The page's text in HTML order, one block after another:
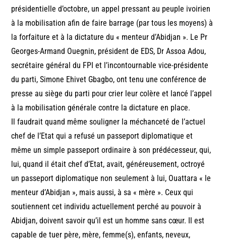
présidentielle d’octobre, un appel pressant au peuple ivoirien
à la mobilisation afin de faire barrage (par tous les moyens) à
la forfaiture et à la dictature du « menteur d’Abidjan ». Le Pr
Georges-Armand Ouegnin, président de EDS, Dr Assoa Adou,
secrétaire général du FPI et l’incontournable vice-présidente
du parti, Simone Ehivet Gbagbo, ont tenu une conférence de
presse au siège du parti pour crier leur colère et lancé l’appel
à la mobilisation générale contre la dictature en place.
Il faudrait quand même souligner la méchanceté de l’actuel
chef de l’Etat qui a refusé un passeport diplomatique et
même un simple passeport ordinaire à son prédécesseur, qui,
lui, quand il était chef d’Etat, avait, généreusement, octroyé
un passeport diplomatique non seulement à lui, Ouattara « le
menteur d’Abidjan », mais aussi, à sa « mère ». Ceux qui
soutiennent cet individu actuellement perché au pouvoir à
Abidjan, doivent savoir qu’il est un homme sans cœur. Il est
capable de tuer père, mère, femme(s), enfants, neveux,